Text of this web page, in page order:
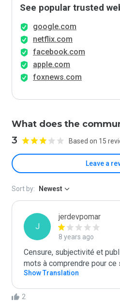
See popular trusted
google.com
netflix.com
facebook.com
apple.com
foxnews.com
What does the
3 Based on 15
Leave a
Sort by: Newest
J
jerdevpomar
8 years ago
Censure, subjectivité et
mots à comprendre pour ce
Show Translation
2